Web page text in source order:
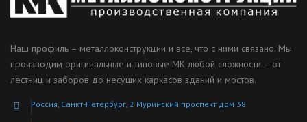
Наш профиль – металлоконструкции и все, что с ними связано. Мы
производим оригинальные и типовые МК любой сложности – от
лестниц и заборов до несущих каркасов зданий и мостов.
Россия, Санкт-Петербург, 2 Муринский проспект дом 38